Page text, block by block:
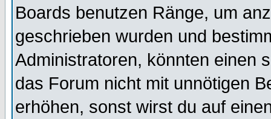
Boards benutzen Ränge, um
geschrieben wurden und
Administratoren, könnten einen
das Forum nicht mit unnötigen
erhöhen, sonst wirst du auf